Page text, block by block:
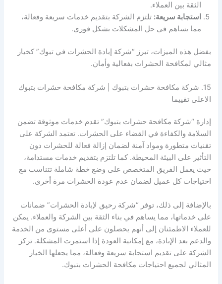
الثقة بين العملاء.
استجابة سريعة: تلتزم الشركة بتقديم خدمات سريعة وفعالة،
مما يساهم في حل المشكلات بشكل فوري.
بفضل هذه الميزات، تبرز “شركة إبادة الحشرات في تبوك” كخيار
مثالي لمكافحة الحشرات بفعالية وأمان.
15. شركة مكافحة حشرات بتبوك | شركة مكافحة حشرات بتبوك
الاعلى تقييما
إدارة “شركة مكافحة حشرات بتبوك” تقدم خدمات موثوقة تضمن
السلامة والكفاءة في القضاء على الحشرات. تعتمد الشركة على
تقنيات متطورة ومواد آمنة لضمان إزالة فعالة للحشرات دون
التأثير على البيئة المحيطة. كما تلتزم بتقديم خدمات مستدامة،
حيث يعمل الفريق المتخصص على وضع خطة شاملة تتناسب مع
احتياجات كل عميل لضمان عدم عودة الحشرات مرة أخرى.
بالإضافة إلى ذلك، توفر “شركة رحيق لإبادة الحشرات” ضمانات
على خدماتها، مما يساهم في بناء الثقة بين الشركة والعملاء. يمكن
للعملاء الاطمئنان إلى أنهم يحصلون على أعلى مستوى من الخدمة
والدعم بعد الإبادة، مع إمكانية العودة إذا استمرت المشكلة. تركز
الشركة على تقديم استجابة سريعة وفعالة، مما يجعلها الخيار
المثالي لجميع احتياجات مكافحة الحشرات بتبوك.